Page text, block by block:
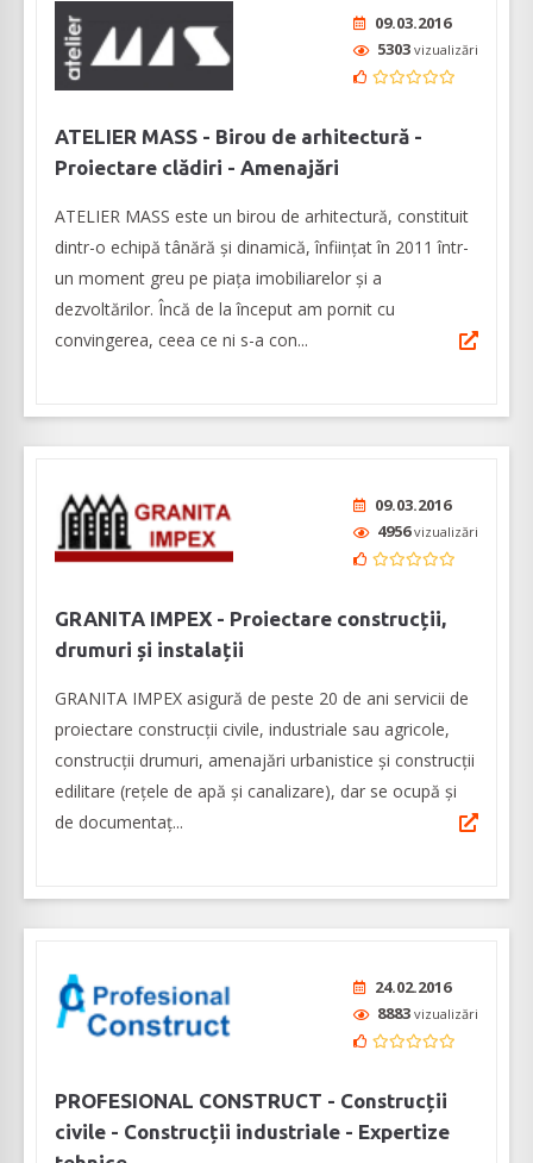
09.03.2016
5303 vizualizări
ATELIER MASS - Birou de arhitectură -
Proiectare clădiri - Amenajări
ATELIER MASS este un birou de arhitectură, constituit
dintr-o echipă tânără și dinamică, înființat în 2011 într-
un moment greu pe piața imobiliarelor și a
dezvoltărilor. Încă de la început am pornit cu
convingerea, ceea ce ni s-a con...
09.03.2016
4956vizualizări
GRANITA IMPEX - Proiectare construcții,
drumuri și instalații
GRANITA IMPEX asigură de peste 20 de ani servicii de
proiectare construcții civile, industriale sau agricole,
construcții drumuri, amenajări urbanistice și construcții
edilitare (rețele de apă și canalizare), dar se ocupă și
de documentaț...
24.02.2016
8883 vizualizări
PROFESIONAL CONSTRUCT - Construcții
civile - Construcții industriale - Expertize